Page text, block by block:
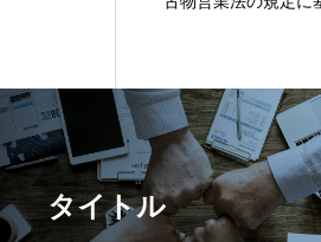
タイトル